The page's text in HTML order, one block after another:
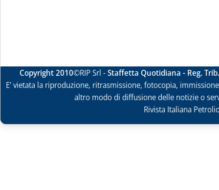
Copyright 2010©RIP Srl -Staffetta Quotidiana - Reg.
E' vietata la riproduzione, ritrasmissione, fotocopia,
altro modo di diffusione delle notizie o
Rivista Italiana